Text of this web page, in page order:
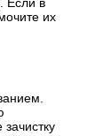
Если в
их